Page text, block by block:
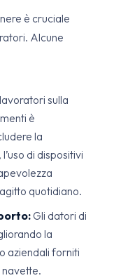
è cruciale
Alcune
sulla
è
la
di dispositivi
quotidiano.
Gli datori di
la
aziendali forniti